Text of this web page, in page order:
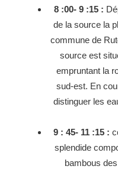
8 :00- 9 :15 :
de la source la
commune de
source est
empruntant la
sud-est. En
distinguer les
9 : 45- 11 :15 :
splendide
bambous